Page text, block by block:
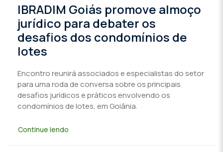
IBRADIM Goiás promove almoço
jurídico para debater os
desafios dos condomínios de
lotes
Encontro reunirá associados e especialistas do setor
para uma roda de conversa sobre os principais
desafios jurídicos e práticos envolvendo os
condomínios de lotes, em Goiânia.
Continue lendo